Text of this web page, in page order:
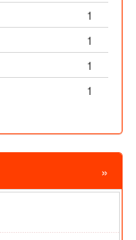
1
1
1
1
»